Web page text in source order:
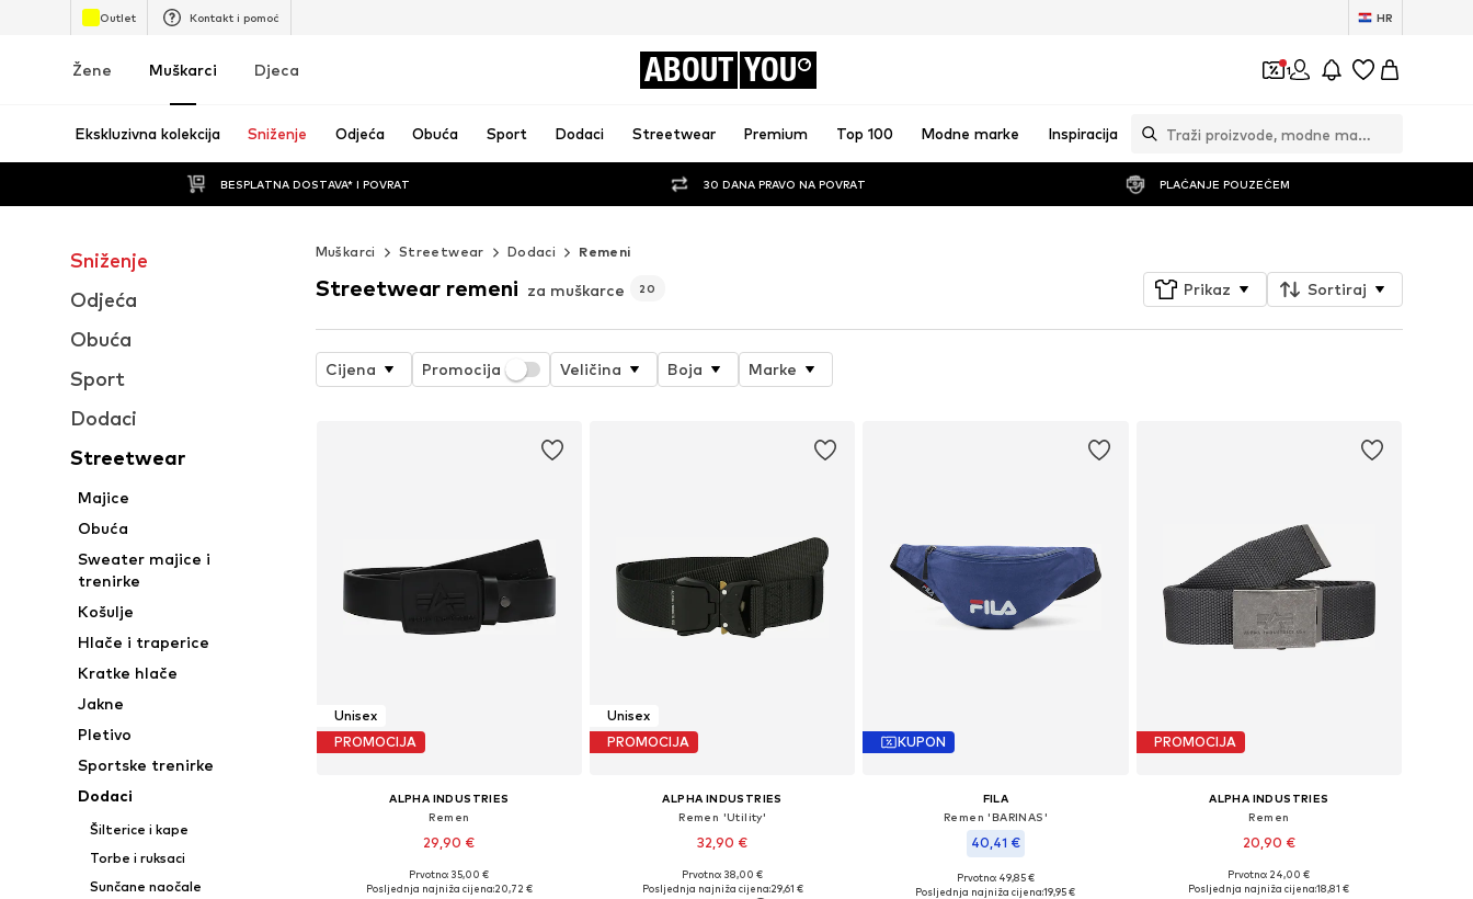
Outlet Kontakt i pomoć HR
Žene Muškarci Djeca ABOUT YOU 1
Ekskluzivna kolekcija Sniženje Odjeća Obuća Sport Dodaci Streetwear Premium Top 100 Modne marke Inspiracija
BESPLATNA DOSTAVA* I POVRAT 30 DANA PRAVO NA POVRAT PLAĆANJE POUZEĆEM
Sniženje
Odjeća
Obuća
Sport
Dodaci
Streetwear
Majice
Obuća
Sweater majice i
trenirke
Košulje
Hlače i traperice
Kratke hlače
Jakne
Pletivo
Sportske trenirke
Dodaci
Šilterice i kape
Torbe i ruksaci
Sunčane naočale
Muškarci Streetwear Dodaci Remeni
Streetwear remeni za muškarce 20 Prikaz Sortiraj
Cijena Promocija Veličina Boja Marke
Unisex
PROMOCIJA
ALPHA INDUSTRIES
Remen
29,90 €
Dostupne veličine: 75-95
Prvotno: 35,00 €
Posljednja najniža cijena:20,72 €
Unisex
PROMOCIJA
ALPHA INDUSTRIES
Remen 'Utility'
32,90 €
Dostupne veličine: 75-95
Prvotno: 38,00 €
Posljednja najniža cijena:29,61 €
KUPON
FILA
Remen 'BARINAS'
40,41 €
Dostupne veličine: 70-110
Prvotno: 49,85 €
Posljednja najniža cijena:19,95 €
PROMOCIJA
ALPHA INDUSTRIES
Remen
20,90 €
Dostupne veličine: 80-105
Prvotno: 24,00 €
Posljednja najniža cijena:18,81 €